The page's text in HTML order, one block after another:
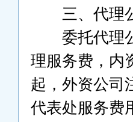
三、代理
委托代理公
理服务费，内
起，外资公司
代表处服务费